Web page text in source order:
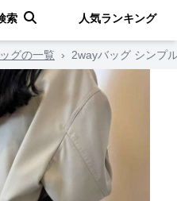
索 人気ランキング
グの一覧 › 2wayバッグ シンプ